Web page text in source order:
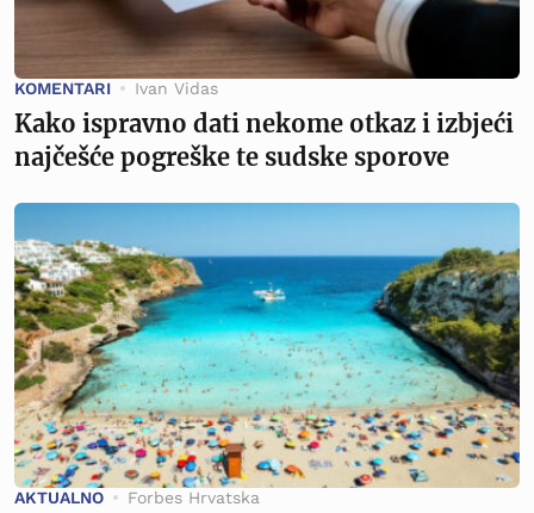
KOMENTARI Ivan Vidas
Kako ispravno dati nekome otkaz i izbjeći
najčešće pogreške te sudske sporove
AKTUALNO Forbes Hrvatska